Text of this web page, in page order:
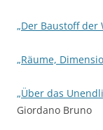
„Der Baustoff der
„Räume,
„Über das
Giordano Bruno